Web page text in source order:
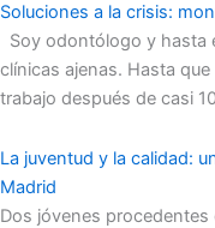
Soluciones a la crisis:
Soy odontólogo y hasta
clínicas ajenas. Hasta
trabajo después de casi
La juventud y la calidad:
Madrid
Dos jóvenes procedentes